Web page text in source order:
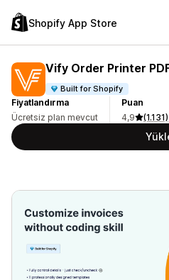
Shopify App Store
Vify Order Printer
Built for Shopify
Fiyatlandırma
Ücretsiz plan mevcut
Puan
4,9
(1.131)